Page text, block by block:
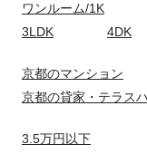
ワンルーム/1K
3LDK
4DK
京都のマンション
京都の貸家・テラス
3.5万円以下